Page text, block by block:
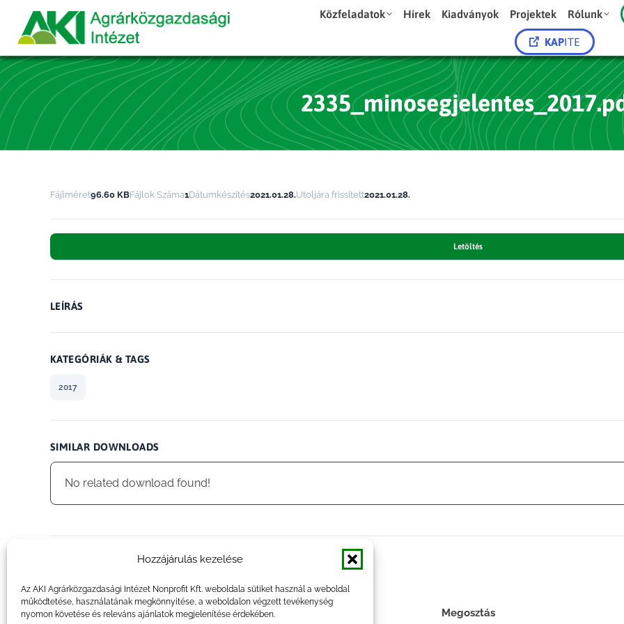
Hozzájárulás kezelése
Az AKI Agrárközgazdasági Intézet Nonprofit Kft. weboldala sütiket használ a weboldal
működtetése, használatának megkönnyítése, a weboldalon végzett tevékenység
nyomon követése és releváns ajánlatok megjelenítése érdekében.
Közfeladatok Hírek Kiadványok Projektek Rólunk
KAPITE
Fájlméret96.60 KBFájlok Száma1Dátumkészítés2021.01.28.Utoljára frissített2021.01.28.
Letöltés
LEÍRÁS
KATEGÓRIÁK & TAGS
2017
SIMILAR DOWNLOADS
No related download found!
Megosztás